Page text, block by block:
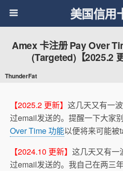
美国信用
Amex 卡注册 Pay Over
(Targeted)【2025.2
ThunderFat
【2025.2 更新】 这几天又有一
过email发送的。提醒一下大家
Over Time 功能以便将来可能被
【2024.10 更新】 这几天又有一
过email发送的。我自己在两三